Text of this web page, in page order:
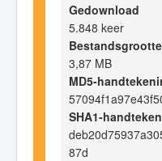
Gedownload
5.848 keer
Bestandsgrootte
3,87 MB
MD5-
SHA1-
87d